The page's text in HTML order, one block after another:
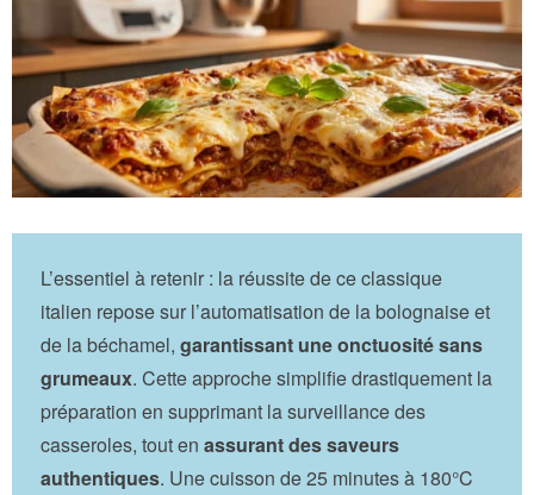
L’essentiel à retenir : la réussite de ce classique
italien repose sur l’automatisation de la bolognaise et
de la béchamel, garantissant une onctuosité sans
grumeaux. Cette approche simplifie drastiquement la
préparation en supprimant la surveillance des
casseroles, tout en assurant des saveurs
authentiques. Une cuisson de 25 minutes à 180°C